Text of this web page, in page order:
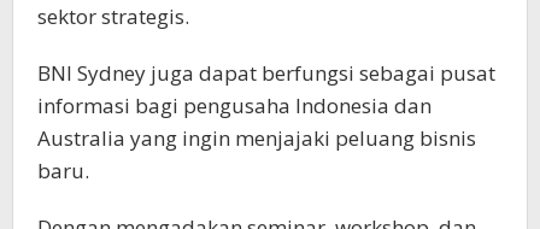
sektor strategis.
BNI Sydney juga dapat berfungsi sebagai pusat
informasi bagi pengusaha Indonesia dan
Australia yang ingin menjajaki peluang bisnis
baru.